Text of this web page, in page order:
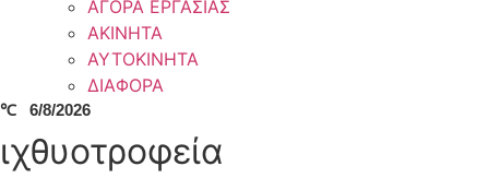
ΑΓΟΡΑ ΕΡΓΑΣΙΑΣ
ΑΚΙΝΗΤΑ
ΑΥΤΟΚΙΝΗΤΑ
ΔΙΑΦΟΡΑ
℃ 6/8/2026
ιχθυοτροφεία